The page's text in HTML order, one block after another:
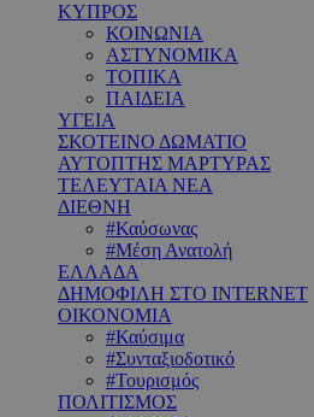
ΚΥΠΡΟΣ
ΚΟΙΝΩΝΙΑ
ΑΣΤΥΝΟΜΙΚΑ
ΤΟΠΙΚΑ
ΠΑΙΔΕΙΑ
ΥΓΕΙΑ
ΣΚΟΤΕΙΝΟ ΔΩΜΑΤΙΟ
ΑΥΤΟΠΤΗΣ ΜΑΡΤΥΡΑΣ
ΤΕΛΕΥΤΑΙΑ ΝΕΑ
ΔΙΕΘΝΗ
#Καύσωνας
#Μέση Ανατολή
ΕΛΛΑΔΑ
ΔΗΜΟΦΙΛΗ ΣΤΟ INTERNET
ΟΙΚΟΝΟΜΙΑ
#Καύσιμα
#Συνταξιοδοτικό
#Τουρισμός
ΠΟΛΙΤΙΣΜΟΣ